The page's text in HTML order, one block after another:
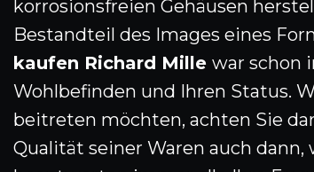
korrosionsfreien Gehäusen
Bestandteil des Images eines
kaufen Richard Mille war schon
Wohlbefinden und Ihren Status.
beitreten möchten, achten Sie
Qualität seiner Waren auch dann,